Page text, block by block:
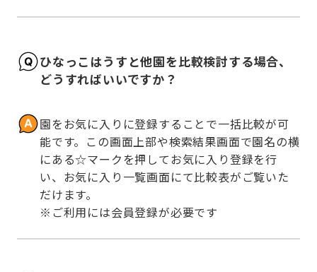
ひなっこはうすと他園を比較検討する場合、
どうすればいいですか？
園をお気に入りに登録することで一括比較が可
能です。この画面上部や検索結果画面で園名の横
にある☆マークを押してお気に入り登録を行
い、お気に入り一覧画面にて比較表がご覧いた
だけます。
※ご利用には会員登録が必要です